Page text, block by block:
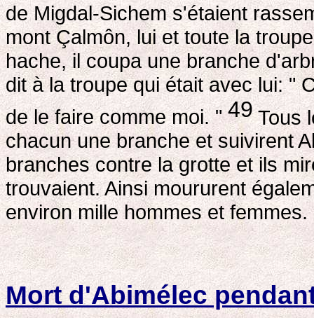
de Migdal-Sichem s'étaient
mont Çalmôn, lui et toute la
hache, il coupa une branche
dit à la troupe qui était avec lui: "
de le faire comme moi. "49Tous
chacun une branche et suivirent
branches contre la grotte et ils
trouvaient. Ainsi moururent
environ mille hommes et femmes.
Mort d'Abimélec